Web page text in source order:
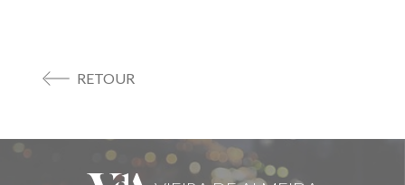
RETOUR